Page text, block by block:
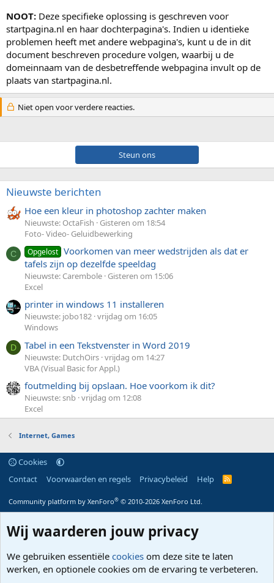
NOOT: Deze specifieke oplossing is geschreven voor
startpagina.nl en haar dochterpagina's. Indien u identieke
problemen heeft met andere webpagina's, kunt u de in dit
document beschreven procedure volgen, waarbij u de
domeinnaam van de desbetreffende webpagina invult op de
plaats van startpagina.nl.
Niet open voor verdere reacties.
Steun ons
Nieuwste berichten
Hoe een kleur in photoshop zachter maken
Nieuwste: OctaFish
Gisteren om 18:54
Foto- Video- Geluidbewerking
C Opgelost Voorkomen van meer wedstrijden als dat er
tafels zijn op dezelfde speeldag
Nieuwste: Carembole Gisteren om 15:06
Excel
printer in windows 11 installeren
Nieuwste: jobo182 vrijdag om 16:05
Windows
D Tabel in een Tekstvenster in Word 2019
Nieuwste: DutchOirs vrijdag om 14:27
VBA (Visual Basic for Appl.)
foutmelding bij opslaan. Hoe voorkom ik dit?
Nieuwste: snb vrijdag om 12:08
Excel
Internet, Games
Cookies
Contact
Voorwaarden en regels Privacybeleid Help
R
Community platform by XenForo® © 2010-2026 XenForo Ltd.
Wij waarderen jouw privacy
We gebruiken essentiële cookies om deze site te laten
werken, en optionele cookies om de ervaring te verbeteren.